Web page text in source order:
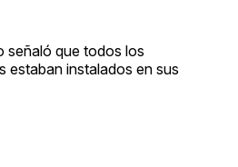
señaló que todos los
estaban instalados en sus